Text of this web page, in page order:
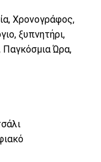
Χρονογράφος,
ξυπνητήρι,
Ώρα,